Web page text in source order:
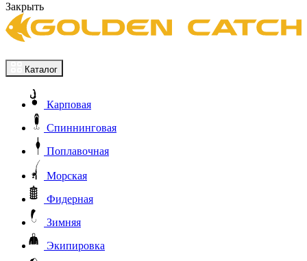
Закрыть
Каталог
Карповая
Спиннинговая
Поплавочная
Морская
Фидерная
Зимняя
Экипировка